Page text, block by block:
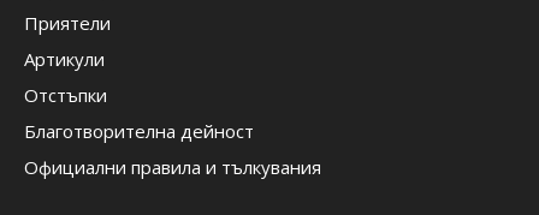
Приятели
Артикули
Отстъпки
Благотворителна дейност
Официални правила и тълкувания